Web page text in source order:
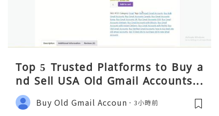
Top 5 Trusted Platforms to Buy a
nd Sell USA Old Gmail Accounts S
afely 2026
Buy Old Gmail Accoun 3小時前